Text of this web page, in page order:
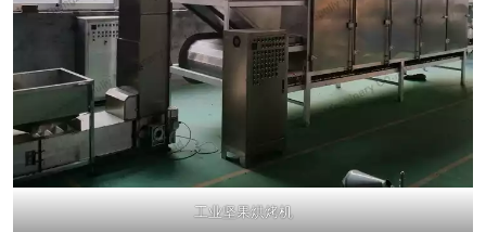
工业坚果烘烤机